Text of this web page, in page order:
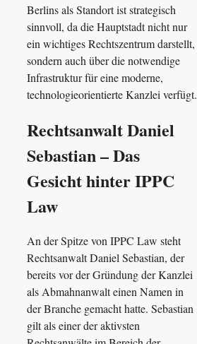
Berlins als Standort ist strategisch
sinnvoll, da die Hauptstadt nicht nur
ein wichtiges Rechtszentrum darstellt,
sondern auch über die notwendige
Infrastruktur für eine moderne,
technologieorientierte Kanzlei verfügt.
Rechtsanwalt Daniel
Sebastian – Das
Gesicht hinter IPPC
Law
An der Spitze von IPPC Law steht
Rechtsanwalt Daniel Sebastian, der
bereits vor der Gründung der Kanzlei
als Abmahnanwalt einen Namen in
der Branche gemacht hatte. Sebastian
gilt als einer der aktivsten